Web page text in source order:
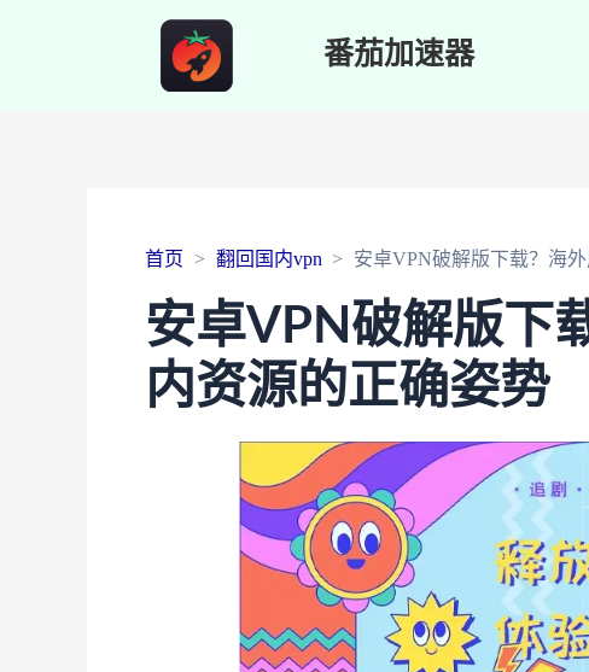
番茄加速器
首页 翻回国内vpn 安卓VPN破解版下载？海
安卓VPN破解版下
内资源的正确姿势